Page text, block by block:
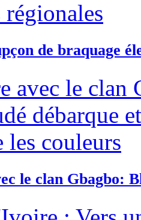
de braquage
le clan Gbagbo: